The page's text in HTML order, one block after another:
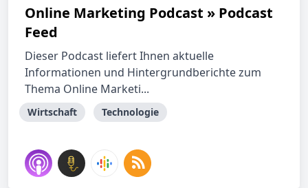
Online Marketing Podcast » Podcast
Feed
Dieser Podcast liefert Ihnen aktuelle
Informationen und Hintergrundberichte zum
Thema Online Marketi...
Wirtschaft Technologie